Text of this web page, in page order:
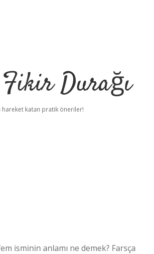
Durağı
hareket katan pratik öneriler!
isminin anlamı ne demek? Farsça